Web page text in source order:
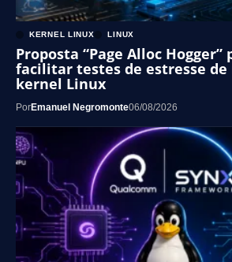
KERNEL LINUX LINUX
Proposta “Page Alloc Hogger”
facilitar testes de estresse
kernel Linux
PorEmanuel Negromonte06/08/2026